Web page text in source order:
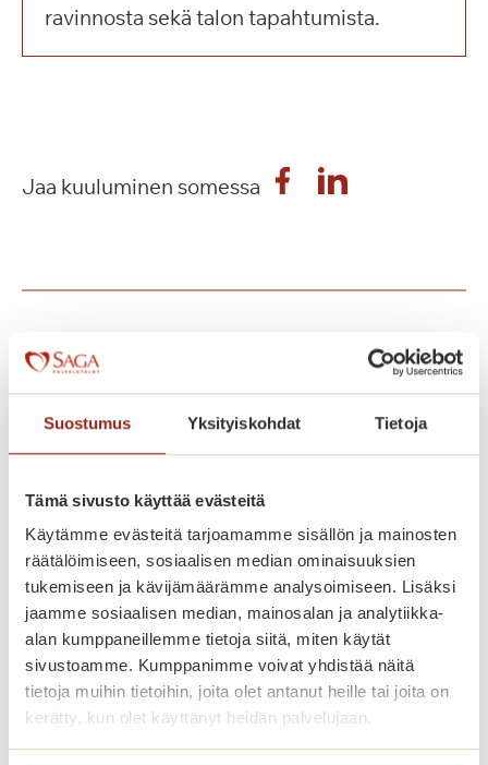
Suostumus Yksityiskohdat Tietoja
Tämä sivusto käyttää evästeitä
Käytämme evästeitä tarjoamamme sisällön ja mainosten
räätälöimiseen, sosiaalisen median ominaisuuksien
tukemiseen ja kävijämäärämme analysoimiseen. Lisäksi
jaamme sosiaalisen median, mainosalan ja analytiikka-
alan kumppaneillemme tietoja siitä, miten käytät
sivustoamme. Kumppanimme voivat yhdistää näitä
tietoja muihin tietoihin, joita olet antanut heille tai joita on
kerätty, kun olet käyttänyt heidän palvelujaan.
ravinnosta sekä talon tapahtumista.
Jaa kuuluminen somessa
Voisit olla kiinnostunut
myös näistä